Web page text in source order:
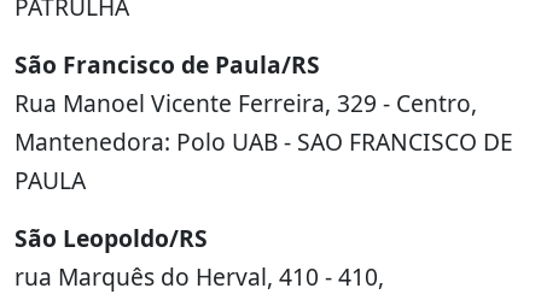
PATRULHA
São Francisco de Paula/RS
Rua Manoel Vicente Ferreira, 329 - Centro,
Mantenedora: Polo UAB - SAO FRANCISCO DE
PAULA
São Leopoldo/RS
rua Marquês do Herval, 410 - 410,